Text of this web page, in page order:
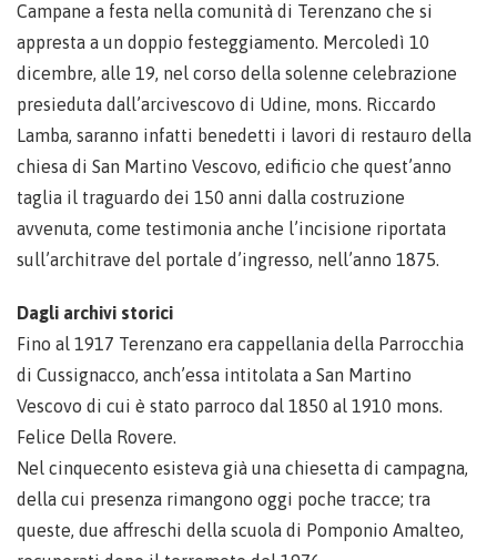
Campane a festa nella comunità di Terenzano che si
appresta a un doppio festeggiamento. Mercoledì 10
dicembre, alle 19, nel corso della solenne celebrazione
presieduta dall’arcivescovo di Udine, mons. Riccardo
Lamba, saranno infatti benedetti i lavori di restauro della
chiesa di San Martino Vescovo, edificio che quest’anno
taglia il traguardo dei 150 anni dalla costruzione
avvenuta, come testimonia anche l’incisione riportata
sull’architrave del portale d’ingresso, nell’anno 1875.
Dagli archivi storici
Fino al 1917 Terenzano era cappellania della Parrocchia
di Cussignacco, anch’essa intitolata a San Martino
Vescovo di cui è stato parroco dal 1850 al 1910 mons.
Felice Della Rovere.
Nel cinquecento esisteva già una chiesetta di campagna,
della cui presenza rimangono oggi poche tracce; tra
queste, due affreschi della scuola di Pomponio Amalteo,